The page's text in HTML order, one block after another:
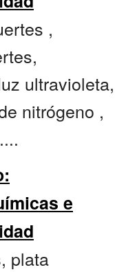
,
ultravioleta,
nitrógeno ,
e
plata